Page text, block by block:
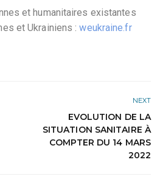
et humanitaires existantes
et Ukrainiens :weukraine.fr
NEXT
EVOLUTION DE LA
SITUATION SANITAIRE À
COMPTER DU 14 MARS
2022